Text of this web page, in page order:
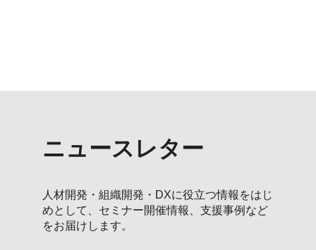
ニュースレター
人材開発・組織開発・DXに役立つ情報をはじ
めとして、セミナー開催情報、支援事例など
をお届けします。